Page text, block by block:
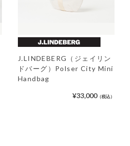
J.LINDEBERG（ジェイリン
ドバーグ）Polser City Mini
Handbag
¥33,000（税込）